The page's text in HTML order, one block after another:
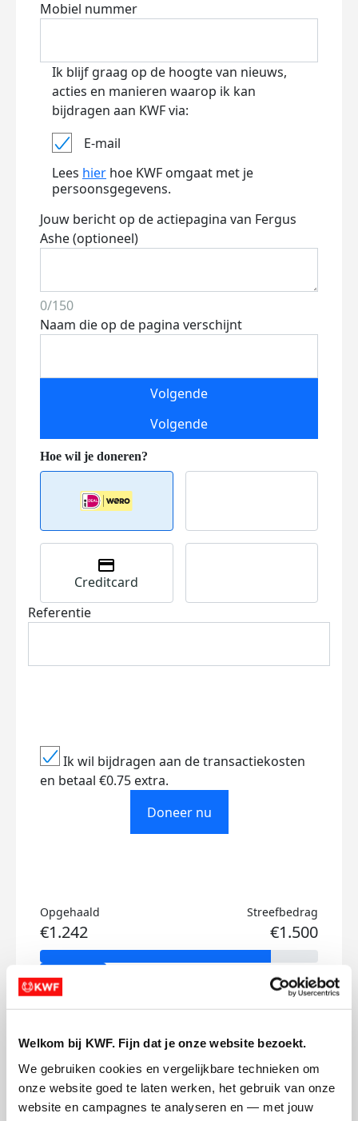
Welkom bij KWF. Fijn dat je onze website bezoekt.
We gebruiken cookies en vergelijkbare technieken om
onze website goed te laten werken, het gebruik van onze
website en campagnes te analyseren en — met jouw
Mobiel nummer
Ik blijf graag op de hoogte van nieuws,
acties en manieren waarop ik kan
bijdragen aan KWF via:
E-mail
Lees hier hoe KWF omgaat met je
persoonsgegevens.
Jouw bericht op de actiepagina van Fergus
Ashe (optioneel)
0/150
Naam die op de pagina verschijnt
Volgende
Volgende
Creditcard
Referentie
Ik wil bijdragen aan de transactiekosten
en betaal €0.75 extra.
Doneer nu
Opgehaald
€1.242
Streefbedrag
€1.500
Doneer